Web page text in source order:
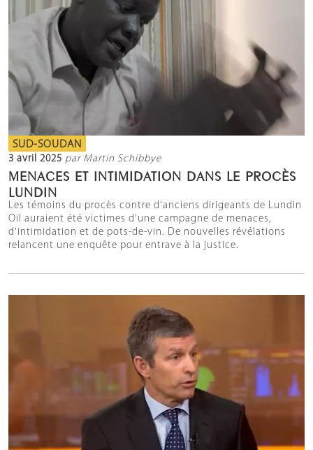
SUD-SOUDAN
3 avril 2025 par Martin Schibbye
MENACES ET INTIMIDATION DANS LE PROCÈS
LUNDIN
Les témoins du procès contre d'anciens dirigeants de Lundin
Oil auraient été victimes d'une campagne de menaces,
d'intimidation et de pots-de-vin. De nouvelles révélations
relancent une enquête pour entrave à la justice.